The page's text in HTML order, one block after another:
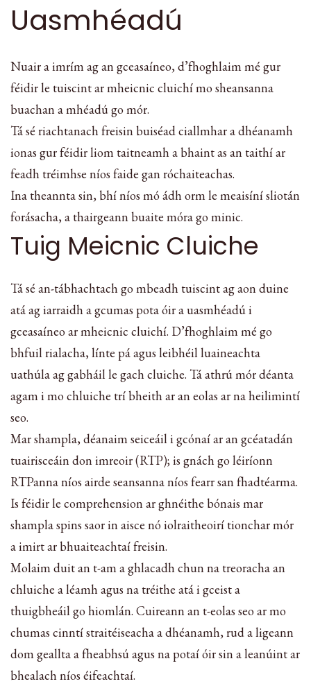
Uasmhéadú
Nuair a imrím ag an gceasaíneo, d’fhoghlaim mé gur
féidir le tuiscint ar mheicnic cluichí mo sheansanna
buachan a mhéadú go mór.
Tá sé riachtanach freisin buiséad ciallmhar a dhéanamh
ionas gur féidir liom taitneamh a bhaint as an taithí ar
feadh tréimhse níos faide gan róchaiteachas.
Ina theannta sin, bhí níos mó ádh orm le meaisíní sliotán
forásacha, a thairgeann buaite móra go minic.
Tuig Meicnic Cluiche
Tá sé an-tábhachtach go mbeadh tuiscint ag aon duine
atá ag iarraidh a gcumas pota óir a uasmhéadú i
gceasaíneo ar mheicnic cluichí. D’fhoghlaim mé go
bhfuil rialacha, línte pá agus leibhéil luaineachta
uathúla ag gabháil le gach cluiche. Tá athrú mór déanta
agam i mo chluiche trí bheith ar an eolas ar na heilimintí
seo.
Mar shampla, déanaim seiceáil i gcónaí ar an gcéatadán
tuairisceáin don imreoir (RTP); is gnách go léiríonn
RTPanna níos airde seansanna níos fearr san fhadtéarma.
Is féidir le comprehension ar ghnéithe bónais mar
shampla spins saor in aisce nó iolraitheoirí tionchar mór
a imirt ar bhuaiteachtaí freisin.
Molaim duit an t-am a ghlacadh chun na treoracha an
chluiche a léamh agus na tréithe atá i gceist a
thuigbheáil go hiomlán. Cuireann an t-eolas seo ar mo
chumas cinntí straitéiseacha a dhéanamh, rud a ligeann
dom geallta a fheabhsú agus na potaí óir sin a leanúint ar
bhealach níos éifeachtaí.